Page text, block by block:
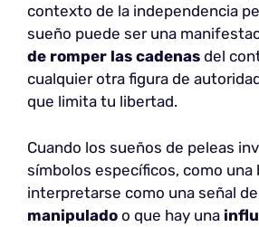
contexto de la independencia
sueño puede ser una
de romper las cadenas del
cualquier otra figura de
que limita tu libertad.
Cuando los sueños de peleas
símbolos específicos, como una
interpretarse como una señal
manipulado o que hay una